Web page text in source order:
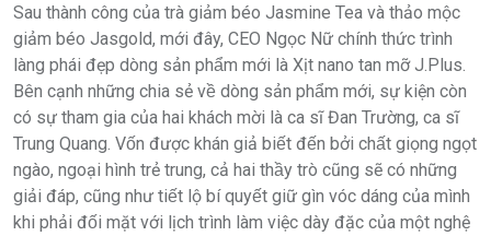
Sau thành công của trà giảm béo Jasmine Tea và thảo mộc
giảm béo Jasgold, mới đây, CEO Ngọc Nữ chính thức trình
làng phái đẹp dòng sản phẩm mới là Xịt nano tan mỡ J.Plus.
Bên cạnh những chia sẻ về dòng sản phẩm mới, sự kiện còn
có sự tham gia của hai khách mời là ca sĩ Đan Trường, ca sĩ
Trung Quang. Vốn được khán giả biết đến bởi chất giọng ngọt
ngào, ngoại hình trẻ trung, cả hai thầy trò cũng sẽ có những
giải đáp, cũng như tiết lộ bí quyết giữ gìn vóc dáng của mình
khi phải đối mặt với lịch trình làm việc dày đặc của một nghệ